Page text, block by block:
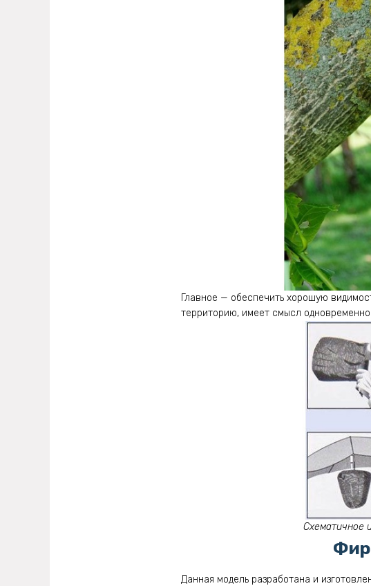
Главное — обеспечить хорошую
территорию, имеет смысл одновременно
Схематичное
Данная модель разработана и